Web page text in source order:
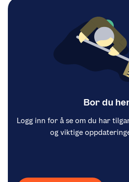
Bor du
Logg inn for å se om du har
og viktige